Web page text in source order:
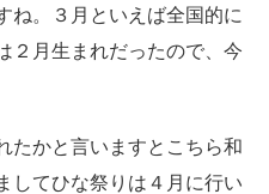
ね。３月といえば全国的に
２月生まれだったので、今
たかと言いますとこちら和
してひな祭りは４月に行い